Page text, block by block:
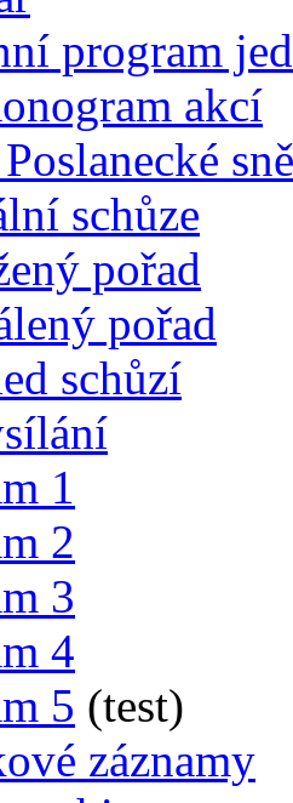
program
akcí
schůze
pořad
pořad
schůzí
1
2
3
4
5 (test)
záznamy